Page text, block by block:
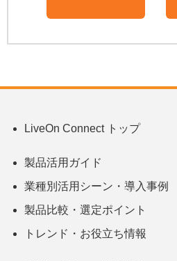
LiveOn Connect トップ
製品活用ガイド
業種別活用シーン・導入事例
製品比較・選定ポイント
トレンド・お役立ち情報